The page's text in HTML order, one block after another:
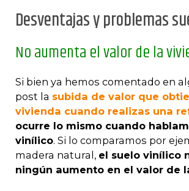
Desventajas y problemas
No aumenta el valor de la
Si bien ya hemos comentado en
post la subida de valor que
vivienda cuando realizas una
ocurre lo mismo cuando
vinílico. Si lo comparamos por
madera natural, el suelo vinílico
ningún aumento en el valor de